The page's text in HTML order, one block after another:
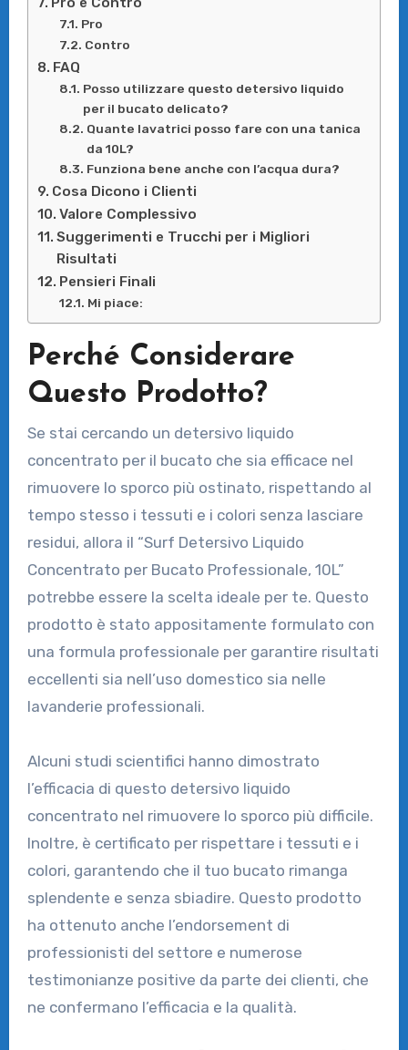
Pro
Contro
FAQ
Posso utilizzare questo detersivo liquido
per il bucato delicato?
Quante lavatrici posso fare con una tanica
da 10L?
Funziona bene anche con l’acqua dura?
Cosa Dicono i Clienti
Valore Complessivo
Suggerimenti e Trucchi per i Migliori
Risultati
Pensieri Finali
Mi piace:
Perché Considerare
Questo Prodotto?
Se stai cercando un detersivo liquido
concentrato per il bucato che sia efficace nel
rimuovere lo sporco più ostinato, rispettando al
tempo stesso i tessuti e i colori senza lasciare
residui, allora il “Surf Detersivo Liquido
Concentrato per Bucato Professionale, 10L”
potrebbe essere la scelta ideale per te. Questo
prodotto è stato appositamente formulato con
una formula professionale per garantire risultati
eccellenti sia nell’uso domestico sia nelle
lavanderie professionali.
Alcuni studi scientifici hanno dimostrato
l’efficacia di questo detersivo liquido
concentrato nel rimuovere lo sporco più difficile.
Inoltre, è certificato per rispettare i tessuti e i
colori, garantendo che il tuo bucato rimanga
splendente e senza sbiadire. Questo prodotto
ha ottenuto anche l’endorsement di
professionisti del settore e numerose
testimonianze positive da parte dei clienti, che
ne confermano l’efficacia e la qualità.